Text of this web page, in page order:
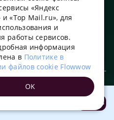
д. 9, помещение 2/3
заказ!
приложении!
Открыть
FRENCH
TURKISH
POLISH
«Яндекс
«Top Mail.ru», для
и
работы сервисов.
информация
в Политике в
файлов cookie Flowwow
OK